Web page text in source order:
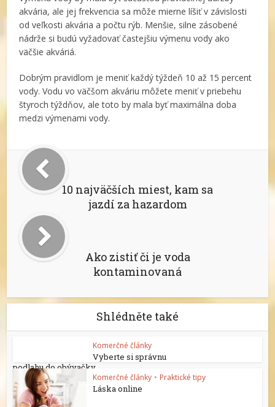
akvária, ale jej frekvencia sa môže mierne líšiť v závislosti
od veľkosti akvária a počtu rýb. Menšie, silne zásobené
nádrže si budú vyžadovať častejšiu výmenu vody ako
väčšie akváriá.
Dobrým pravidlom je meniť každý týždeň 10 až 15 percent
vody. Vodu vo väčšom akváriu môžete meniť v priebehu
štyroch týždňov, ale toto by mala byť maximálna doba
medzi výmenami vody.
10 najväčších miest, kam sa
jazdí za hazardom
Ako zistiť či je voda
kontaminovaná
Shlédněte také
Komerčné články
Vyberte si správnu
podlahu do obývačky
Komerčné články • Praktické tipy
Láska online